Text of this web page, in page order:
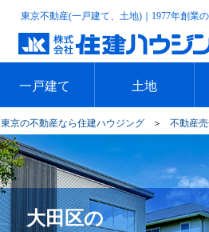
東京不動産(一戸建て、土地)｜1977年創業
一戸建て
エリアで探す
沿線で探す
新築一戸建て
中古一戸建て
本日のおすすめ物件
今週のおすすめ物件
土地
エリアで探す
沿線で探す
本日のおすすめ物
今週のおすすめ物
東京の不動産なら住建ハウジング ＞ 不動産
大田区の